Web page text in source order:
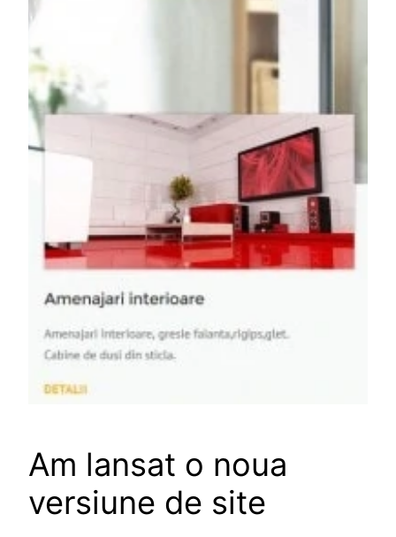
Am lansat o noua
versiune de site